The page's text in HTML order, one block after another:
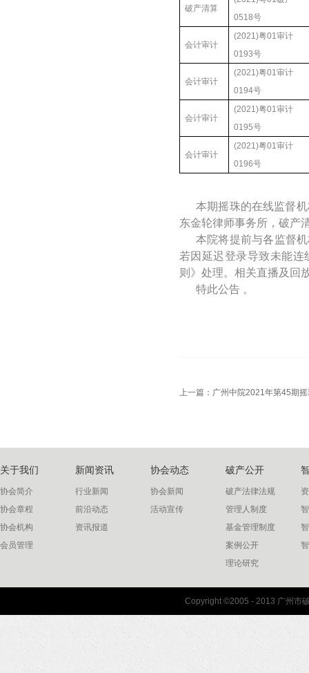
破产清算
0518号
会计审计
(2021)粤01审计
0193号
会计审计
(2021)粤01审计
0194号
会计审计
(2021)粤01审计
0195号
会计审计
(2021)粤01审计
0196号
本期摇珠的在线监督
东金轮律师事务所，破产
本院将提前与各监督
若因延迟登录导致未能
则》处理。相关直播及回
特此公告 。
上一篇： 广州中院2021年第45期
关于我们
协会简介
协会章程
协会机构
会员管理
新闻资讯
行业新闻
前沿动态
资讯报道
协会动态
协会新闻
活动宣传
破产公开
破产法律法规
管理人制度
基金管理制度
案例公开
理论研究
联系我们
Copyright ©2005 - 2013 广州市